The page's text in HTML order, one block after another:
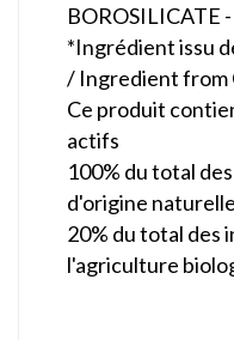
BOROSILICATE
*Ingrédient issu
/ Ingredient from
Ce produit
actifs
100% du total
d'origine naturelle
20% du total des
l'agriculture